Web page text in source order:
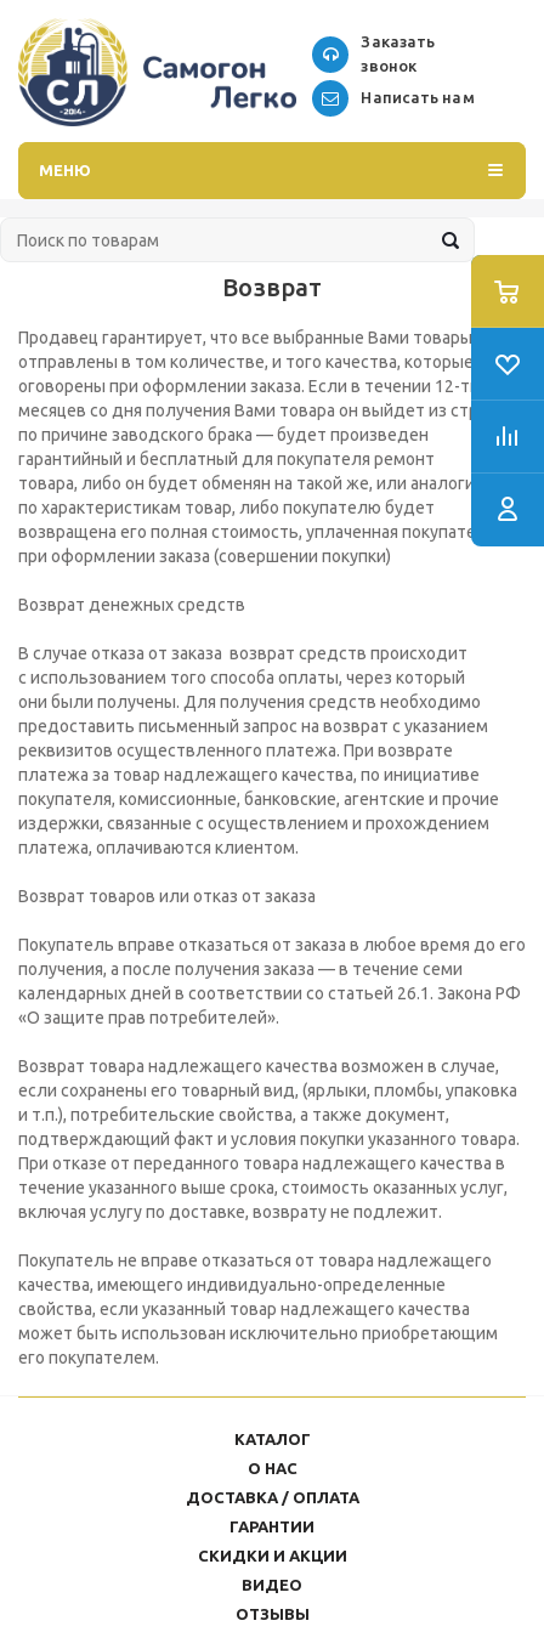
Заказать
звонок
Написать нам
МЕНЮ
Возврат
Продавец гарантирует, что все выбранные Вами товары будут
отправлены в том количестве, и того качества, которые были
оговорены при оформлении заказа. Если в течении 12-ти
месяцев со дня получения Вами товара он выйдет из строя
по причине заводского брака — будет произведен
гарантийный и бесплатный для покупателя ремонт
товара, либо он будет обменян на такой же, или аналогичный
по характеристикам товар, либо покупателю будет
возвращена его полная стоимость, уплаченная покупателем
при оформлении заказа (совершении покупки)
Возврат денежных средств
В случае отказа от заказа возврат средств происходит
с использованием того способа оплаты, через который
они были получены. Для получения средств необходимо
предоставить письменный запрос на возврат с указанием
реквизитов осуществленного платежа. При возврате
платежа за товар надлежащего качества, по инициативе
покупателя, комиссионные, банковские, агентские и прочие
издержки, связанные с осуществлением и прохождением
платежа, оплачиваются клиентом.
Возврат товаров или отказ от заказа
Покупатель вправе отказаться от заказа в любое время до его
получения, а после получения заказа — в течение семи
календарных дней в соответствии со статьей 26.1. Закона РФ
«О защите прав потребителей».
Возврат товара надлежащего качества возможен в случае,
если сохранены его товарный вид, (ярлыки, пломбы, упаковка
и т.п.), потребительские свойства, а также документ,
подтверждающий факт и условия покупки указанного товара.
При отказе от переданного товара надлежащего качества в
течение указанного выше срока, стоимость оказанных услуг,
включая услугу по доставке, возврату не подлежит.
Покупатель не вправе отказаться от товара надлежащего
качества, имеющего индивидуально-определенные
свойства, если указанный товар надлежащего качества
может быть использован исключительно приобретающим
его покупателем.
КАТАЛОГ
О НАС
ДОСТАВКА / ОПЛАТА
ГАРАНТИИ
СКИДКИ И АКЦИИ
ВИДЕО
ОТЗЫВЫ